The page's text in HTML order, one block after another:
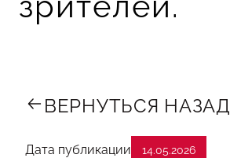
ВЕРНУТЬСЯ НАЗАД
Дата публикации 14.05.2026